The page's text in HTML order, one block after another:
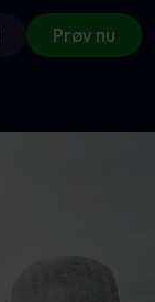
Prøv nu